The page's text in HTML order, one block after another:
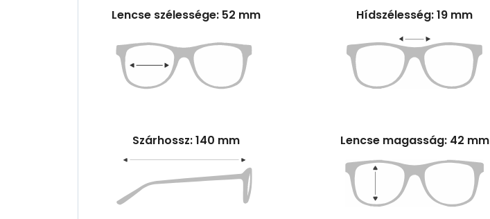
Lencse szélessége: 52 mm Hídszélesség: 19 mm
Szárhossz: 140 mm Lencse magasság: 42 mm